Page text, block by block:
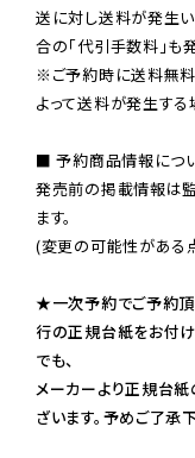
送に対し送料が発生い
※ご予約時に送料無料
よって送料が発生する
■ 予約商品情報につ
発売前の掲載情報は
ます。
(変更の可能性がある
★一次予約でご予約頂
行の正規台紙をお付
でも、
メーカーより正規台
ざいます。予めご了承